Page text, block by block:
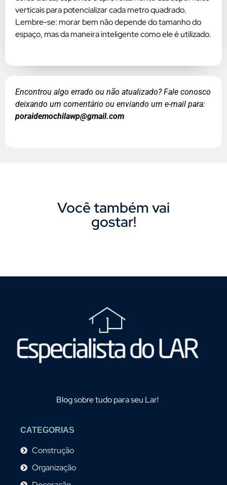
verticais para potencializar cada metro quadrado.
Lembre-se: morar bem não depende do tamanho do
espaço, mas da maneira inteligente como ele é utilizado.
Encontrou algo errado ou não atualizado? Fale conosco
deixando um comentário ou enviando um e-mail para:
poraidemochilawp@gmail.com
Você também vai
gostar!
Blog sobre tudo para seu Lar!
CATEGORIAS
Construção
Organização